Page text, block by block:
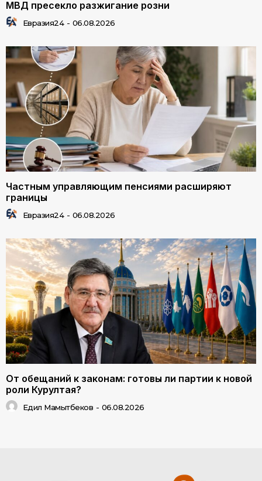
МВД пресекло разжигание розни
Евразия24 - 06.08.2026
Частным управляющим пенсиями расширяют
границы
Евразия24 - 06.08.2026
От обещаний к законам: готовы ли партии к новой
роли Курултая?
Едил Мамытбеков - 06.08.2026